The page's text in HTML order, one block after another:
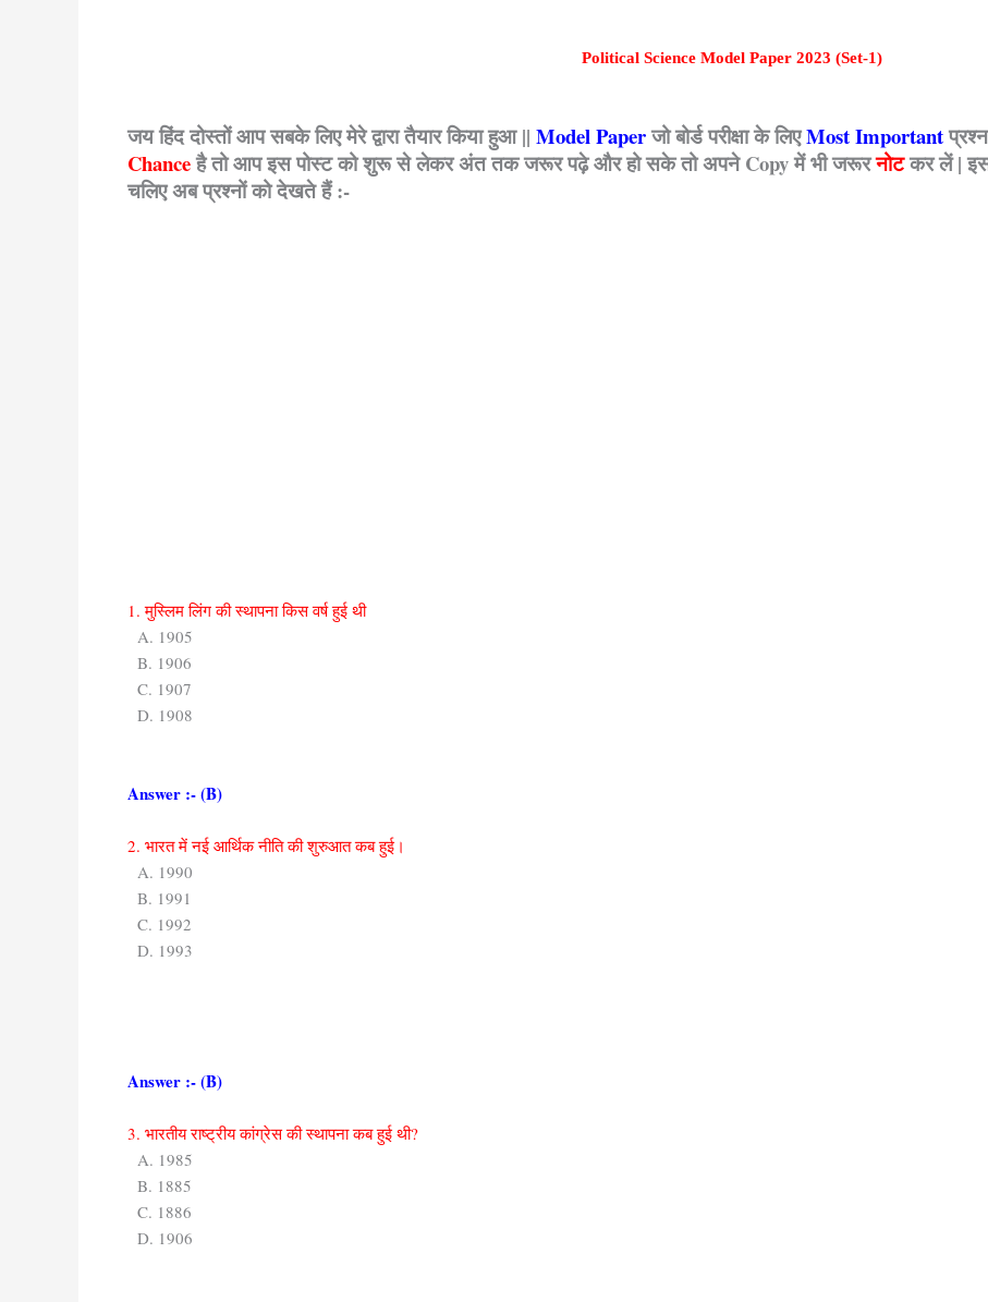
Political Science Model Paper 2023 (Set-1)
जय हिंद दोस्तों आप सबके लिए मेरे द्वारा तैयार किया हुआ || Model Paperजो बोर्ड परीक्षा के लिएMost Important
Chanceहै तो आप इस पोस्ट को शुरू से लेकर अंत तक जरूर पढ़े और हो सके तो अपने Copy में भी जरूरनोटकर लें |
चलिए अब प्रश्नों को देखते हैं :-
1. मुस्लिम लिंग की स्थापना किस वर्ष हुई थी
A. 1905
B. 1906
C. 1907
D. 1908
Answer :- (B)
2. भारत में नई आर्थिक नीति की शुरुआत कब हुई।
A. 1990
B. 1991
C. 1992
D. 1993
Answer :- (B)
3. भारतीय राष्ट्रीय कांग्रेस की स्थापना कब हुई थी?
A. 1985
B. 1885
C. 1886
D. 1906